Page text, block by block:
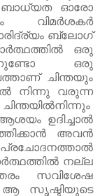
ബാധ്യത ഓരോ
വിമര്‍ശകര്‍
ബ്ലോഗ്‌
ഒരു
ഒരു
ചിന്തയും
നിന്നു വരുന്ന
ഉദിച്ചാല്‍
അവന്‍
നല്ല
സവിശേഷ
ആ സൃഷ്ടിയുടെ